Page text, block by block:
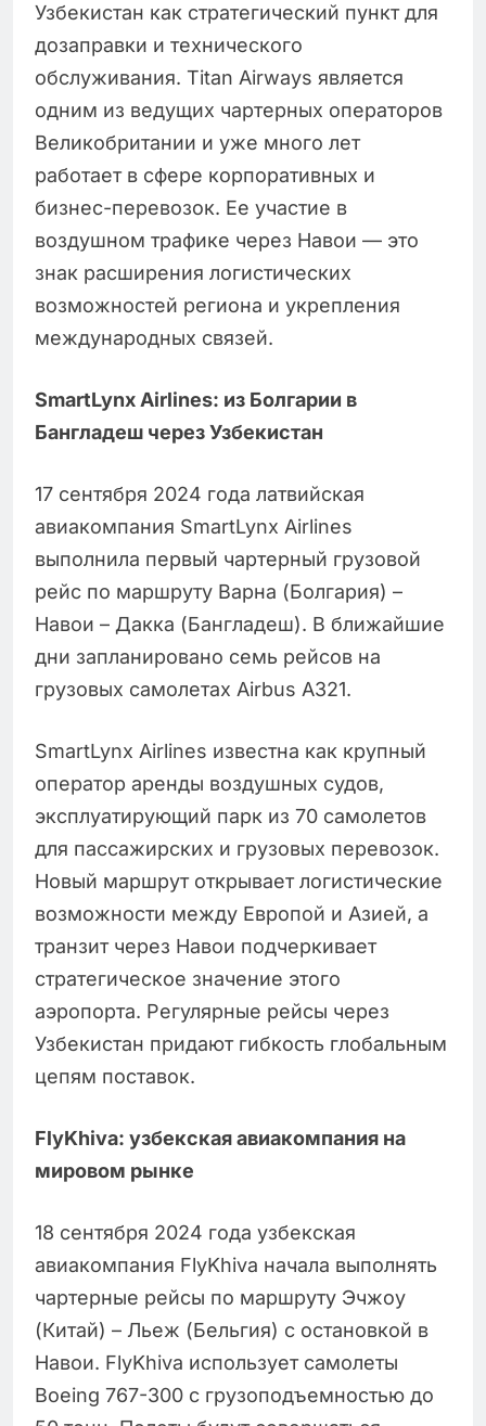
Узбекистан как стратегический пункт для
дозаправки и технического
обслуживания. Titan Airways является
одним из ведущих чартерных операторов
Великобритании и уже много лет
работает в сфере корпоративных и
бизнес-перевозок. Ее участие в
воздушном трафике через Навои — это
знак расширения логистических
возможностей региона и укрепления
международных связей.
SmartLynx Airlines: из Болгарии в
Бангладеш через Узбекистан
17 сентября 2024 года латвийская
авиакомпания SmartLynx Airlines
выполнила первый чартерный грузовой
рейс по маршруту Варна (Болгария) –
Навои – Дакка (Бангладеш). В ближайшие
дни запланировано семь рейсов на
грузовых самолетах Airbus A321.
SmartLynx Airlines известна как крупный
оператор аренды воздушных судов,
эксплуатирующий парк из 70 самолетов
для пассажирских и грузовых перевозок.
Новый маршрут открывает логистические
возможности между Европой и Азией, а
транзит через Навои подчеркивает
стратегическое значение этого
аэропорта. Регулярные рейсы через
Узбекистан придают гибкость глобальным
цепям поставок.
FlyKhiva: узбекская авиакомпания на
мировом рынке
18 сентября 2024 года узбекская
авиакомпания FlyKhiva начала выполнять
чартерные рейсы по маршруту Эчжоу
(Китай) – Льеж (Бельгия) с остановкой в
Навои. FlyKhiva использует самолеты
Boeing 767-300 с грузоподъемностью до